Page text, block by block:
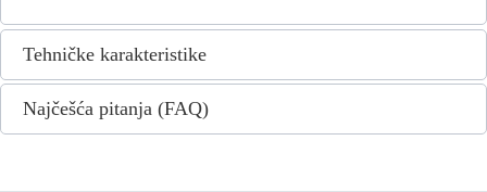
Tehničke karakteristike
Najčešća pitanja (FAQ)